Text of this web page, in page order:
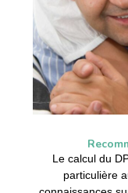
Le calcul du
particulière